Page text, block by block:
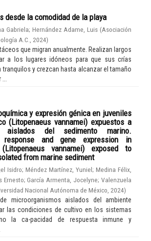
desde la comodidad de la playa
Gabriela; Hernández Adame, Luis (Asociación
A.C.
2024)
que migran anualmente. Realizan largos
a los lugares idóneos para que sus crías
tranquilos y crezcan hasta alcanzar el tamaño
y expresión génica en juveniles
(Litopenaeus vannamei) expuestos a
aislados del sedimento marino.
response and gene expression in
vannamei) exposed to
from marine sediment
Isidro; Méndez Martínez, Yuniel; Medina Félix,
Ernesto;García Armenta, Jocelyne;Valenzuela
Nacional Autónoma de México 2024)
microorganismos aislados del ambiente
las condiciones de cultivo en los sistemas
la ca-pacidad de respuesta inmune y